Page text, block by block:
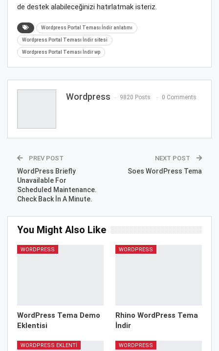
de destek alabileceğinizi hatırlatmak isteriz.
Wordpress Portal Teması İndir anlatımı
Wordpress Portal Teması İndir sitesi
Wordpress Portal Teması İndir wp
Wordpress 9820 Posts 0 Comments
PREV POST
WordPress Briefly
Unavailable For
Scheduled Maintenance.
Check Back İn A Minute.
NEXT POST
Soes WordPress Tema
You Might Also Like
WORDPRESS
WordPress Tema Demo
Eklentisi
WORDPRESS
Rhino WordPress Tema
İndir
WORDPRESS EKLENTI WORDPRESS